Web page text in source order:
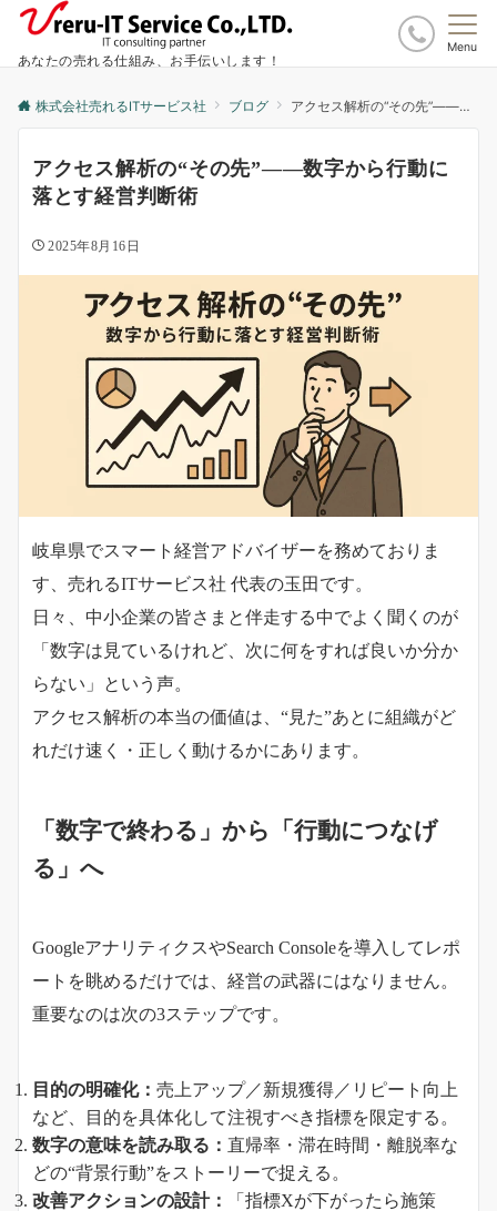
あなたの売れる仕組み、お手伝いします！
Menu
株式会社売れるITサービス社 ブログ アクセス解析の“その先”――数字から行動に落とす経営判断術
アクセス解析の“その先”――数字から行動に
落とす経営判断術
2025年8月16日
岐阜県でスマート経営アドバイザーを務めておりま
す、売れるITサービス社 代表の玉田です。
日々、中小企業の皆さまと伴走する中でよく聞くのが
「数字は見ているけれど、次に何をすれば良いか分か
らない」という声。
アクセス解析の本当の価値は、“見た”あとに組織がど
れだけ速く・正しく動けるかにあります。
「数字で終わる」から「行動につなげ
る」へ
GoogleアナリティクスやSearch Consoleを導入してレポ
ートを眺めるだけでは、経営の武器にはなりません。
重要なのは次の3ステップです。
目的の明確化： 売上アップ／新規獲得／リピート向上
など、目的を具体化して注視すべき指標を限定する。
数字の意味を読み取る： 直帰率・滞在時間・離脱率な
どの“背景行動”をストーリーで捉える。
改善アクションの設計：
「指標Xが下がったら施策